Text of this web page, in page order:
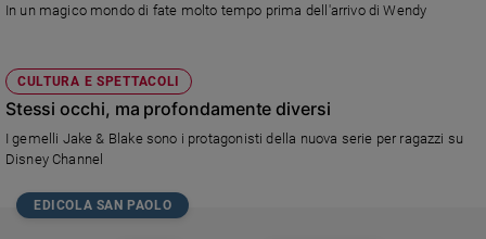
Economia
giustizia
Sport
Interviste
In un magico mondo di fate molto tempo prima dell'arrivo di Wendy
CULTURA E SPETTACOLI
Stessi occhi, ma profondamente diversi
I gemelli Jake & Blake sono i protagonisti della nuova serie per ragazzi su
Disney Channel
EDICOLA SAN PAOLO